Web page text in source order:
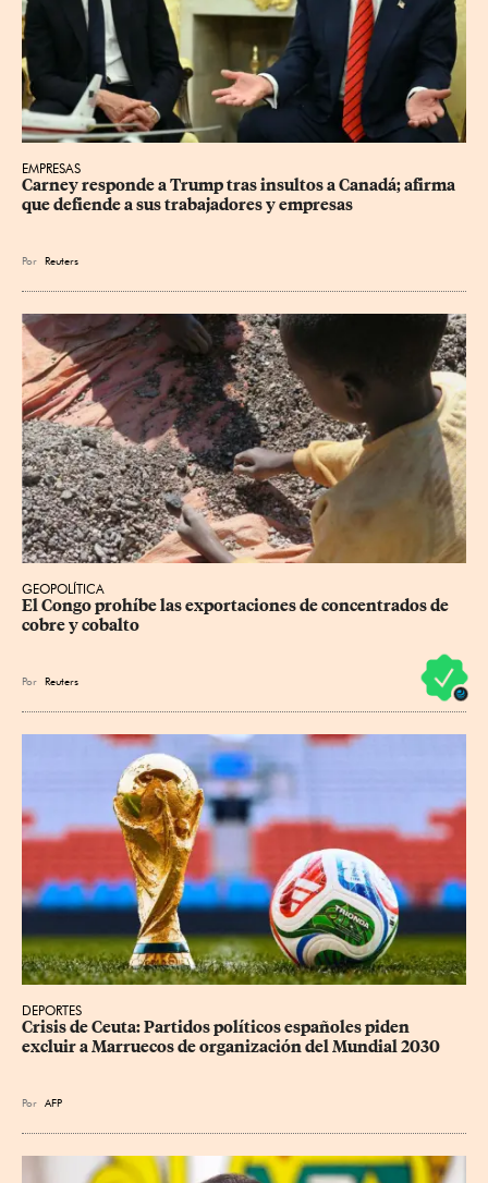
EMPRESAS
Carney responde a Trump tras insultos a Canadá; afirma
que defiende a sus trabajadores y empresas
Por Reuters
GEOPOLÍTICA
El Congo prohíbe las exportaciones de concentrados de
cobre y cobalto
Por Reuters
DEPORTES
Crisis de Ceuta: Partidos políticos españoles piden
excluir a Marruecos de organización del Mundial 2030
Por AFP